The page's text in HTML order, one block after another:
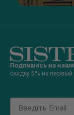
Подпишись на
скидку 5% на первый
Email